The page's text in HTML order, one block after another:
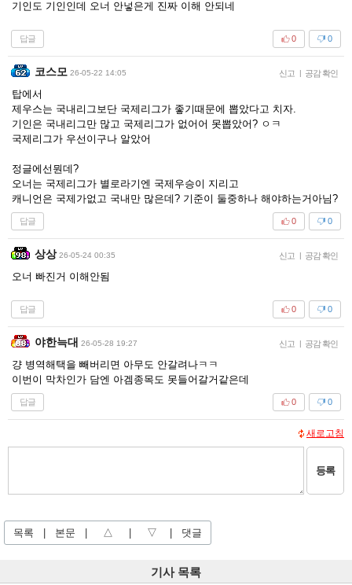
기인도 기인인데 오너 안넣은게 진짜 이해 안되네
답글 0
0
코스모 26-05-22 14:05 신고 | 공감 확인
탑에서
제우스는 국내리그보단 국제리그가 좋기때문에 뽑았다고 치자.
기인은 국내리그만 많고 국제리그가 없어어 못뽑았어? ㅇㅋ
국제리그가 우선이구나 알았어
정글에선뭔데?
오너는 국제리그가 별로라기엔 국제우승이 지리고
캐니언은 국제가없고 국내만 많은데? 기준이 둘중하나 해야하는거아님?
답글 0
0
상상 26-05-24 00:35 신고 | 공감 확인
오너 빠진거 이해안됨
답글 0
0
야한늑대 26-05-28 19:27 신고 | 공감 확인
걍 병역해택을 빼버리면 아무도 안갈려나ㅋㅋ
이번이 막차인가 담엔 아겜종목도 못들어갈거같은데
답글 0
0
새로고침
등록
목록 | 본문 | △ | ▽ | 댓글
기사 목록